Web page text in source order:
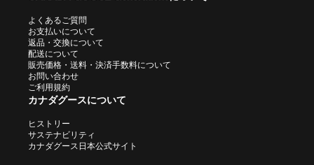
よくあるご質問
お支払いについて
返品・交換について
配送について
販売価格・送料・決済手数料について
お問い合わせ
ご利用規約
カナダグースについて
ヒストリー
サステナビリティ
カナダグース日本公式サイト